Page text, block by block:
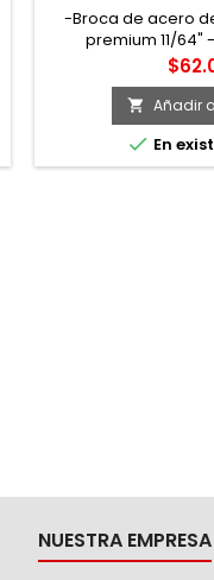
-Broca de acero
premium 11/64"
 Añadir
 En
NUESTRA EMPRESA